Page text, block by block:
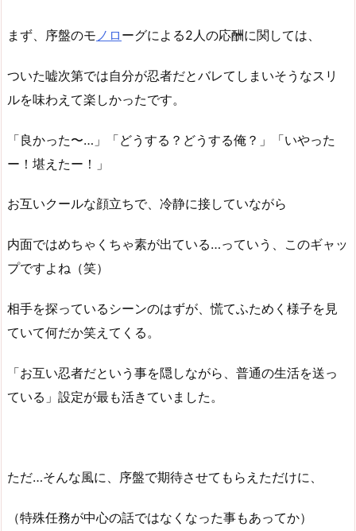
まず、序盤のモ ノロ ーグによる2人の応酬に関しては、
ついた嘘次第では自分が忍者だとバレてしまいそうなスリ
ルを味わえて楽しかったです。
「良かった〜…」「どうする？どうする俺？」「いやった
ー！堪えたー！」
お互いクールな顔立ちで、冷静に接していながら
内面ではめちゃくちゃ素が出ている…っていう、このギャッ
プですよね（笑）
相手を探っているシーンのはずが、慌てふためく様子を見
ていて何だか笑えてくる。
「お互い忍者だという事を隠しながら、普通の生活を送っ
ている」設定が最も活きていました。
ただ…そんな風に、序盤で期待させてもらえただけに、
（特殊任務が中心の話ではなくなった事もあってか）